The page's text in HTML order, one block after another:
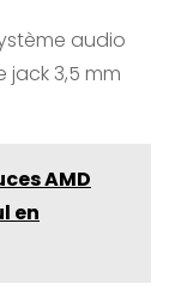
audio
jack 3,5 mm
AMD
en